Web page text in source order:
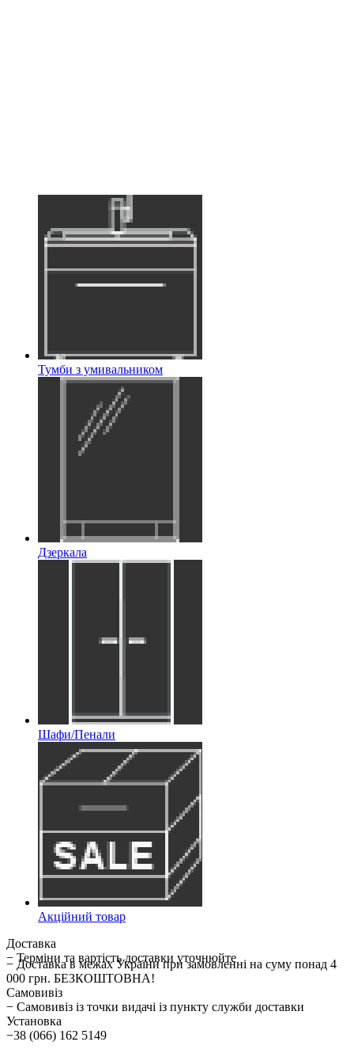
Тумби з умивальником
Дзеркала
Шафи/Пенали
Акційний товар
Доставка
− Терміни та вартість доставки уточнюйте
− Доставка в межах України при замовленні на суму понад 4
000 грн. БЕЗКОШТОВНА!
Самовивіз
− Самовивіз із точки видачі із пункту служби доставки
Установка
−38 (066) 162 5149